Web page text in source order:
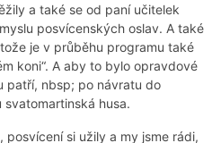
a také se od paní učitelek
posvícenských oslav. A také
je v průběhu programu také
koni“. A aby to bylo opravdové
patří, nbsp; po návratu do
husa.
si užily a my jsme rádi,